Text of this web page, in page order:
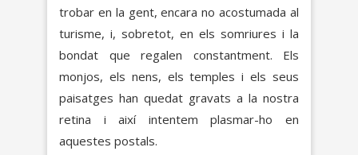
trobar en la gent, encara no acostumada al
turisme, i, sobretot, en els somriures i la
bondat que regalen constantment. Els
monjos, els nens, els temples i els seus
paisatges han quedat gravats a la nostra
retina i així intentem plasmar-ho en
aquestes postals.